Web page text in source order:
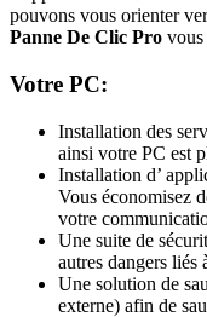
pouvons vous orienter
Panne De Clic Pro vous
Votre PC:
Installation des
ainsi votre PC est
Installation d’
Vous économisez
votre
Une suite de
autres dangers liés
Une solution de
externe) afin de